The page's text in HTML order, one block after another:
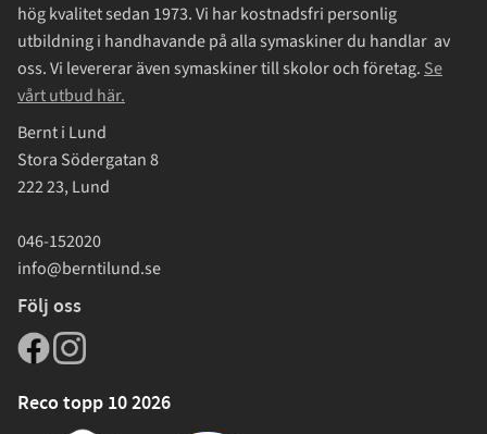
hög kvalitet sedan 1973. Vi har kostnadsfri personlig
utbildning i handhavande på alla symaskiner du handlar av
oss. Vi levererar även symaskiner till skolor och företag. Se
vårt utbud här.
Bernt i Lund
Stora Södergatan 8
222 23, Lund
046-152020
info@berntilund.se
Följ oss
Reco topp 10 2026